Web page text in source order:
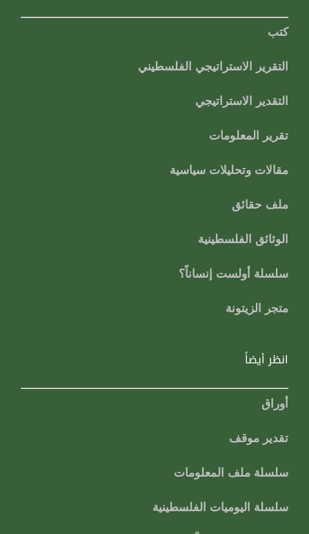
كتب
التقرير الاستراتيجي الفلسطيني
التقدير الاستراتيجي
تقرير المعلومات
مقالات وتحليلات سياسية
ملف حقائق
الوثائق الفلسطينية
سلسلة أولست إنساناً؟
متجر الزيتونة
انظر أيضاً
أوراق
تقدير موقف
سلسلة ملف المعلومات
سلسلة اليوميات الفلسطينية